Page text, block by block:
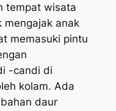
tempat wisata
mengajak anak
memasuki pintu
-candi di
kolam. Ada
daur